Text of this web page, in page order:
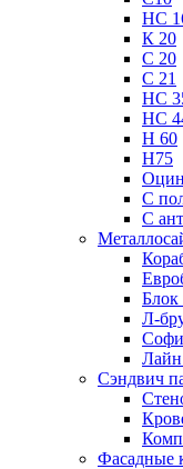
НС
К 20
С 20
С 21
НС
НС
Н 60
Н75
С
С
Блок
Л-
Сэндвич
Фасадные